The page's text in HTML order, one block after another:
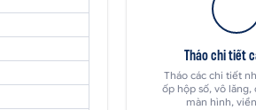
Tháo chi tiết
Tháo các chi tiết
ốp hộp số, vô lăng,
màn hình,